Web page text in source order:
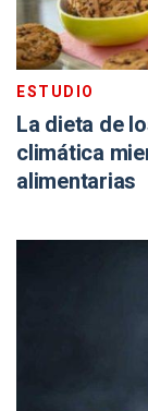
ESTUDIO
La dieta de
climática
alimentarias